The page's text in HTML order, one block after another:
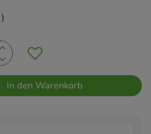
)
In den Warenkorb